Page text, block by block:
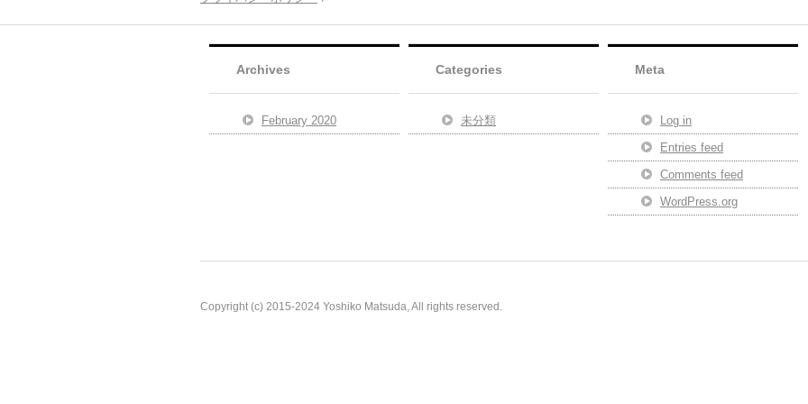
Archives
February 2020
Categories
未分類
Meta
Log in
Entries feed
Comments feed
WordPress.org
Copyright (c) 2015-2024 Yoshiko Matsuda, All rights reserved.